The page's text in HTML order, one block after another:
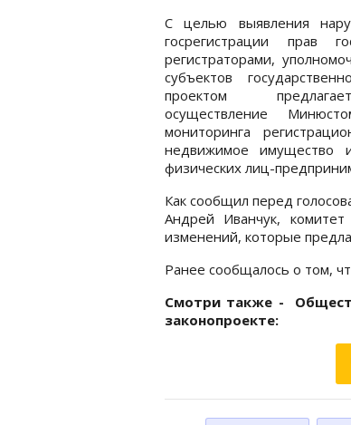
С целью выявления
госрегистрации прав
регистраторами,
субъектов
проектом
осуществление
мониторинга
недвижимое имущество
физических лиц-
Как сообщил перед
Андрей Иванчук,
изменений, которые
Ранее сообщалось о том,
Смотри также -
законопроекте: